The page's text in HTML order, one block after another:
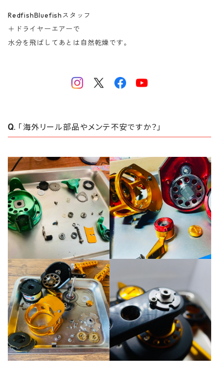
RedfishBluefishスタッフ
＋ドライヤーエアーで
水分を飛ばしてあとは自然乾燥です。
「海外リール部品やメンテ不安ですか？」